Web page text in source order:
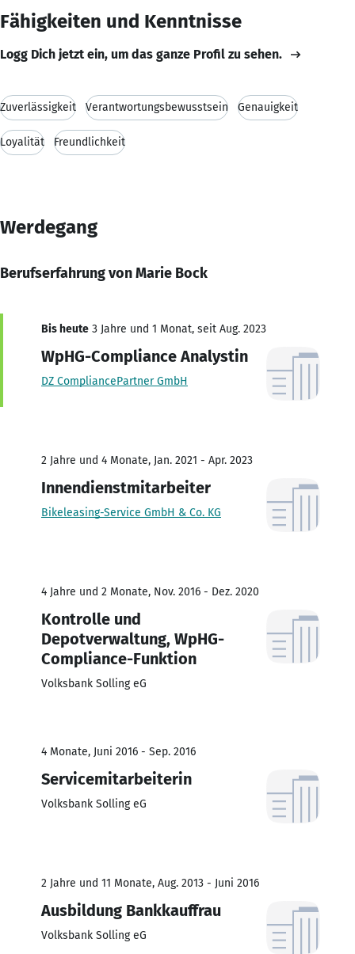
Fähigkeiten und Kenntnisse
Logg Dich jetzt ein, um das ganze Profil zu sehen.
Zuverlässigkeit Verantwortungsbewusstsein Genauigkeit
Loyalität Freundlichkeit
Werdegang
Berufserfahrung von Marie Bock
Bis heute 3 Jahre und 1 Monat, seit Aug. 2023
WpHG-Compliance Analystin
DZ CompliancePartner GmbH
2 Jahre und 4 Monate, Jan. 2021 - Apr. 2023
Innendienstmitarbeiter
Bikeleasing-Service GmbH & Co. KG
4 Jahre und 2 Monate, Nov. 2016 - Dez. 2020
Kontrolle und
Depotverwaltung, WpHG-
Compliance-Funktion
Volksbank Solling eG
4 Monate, Juni 2016 - Sep. 2016
Servicemitarbeiterin
Volksbank Solling eG
2 Jahre und 11 Monate, Aug. 2013 - Juni 2016
Ausbildung Bankkauffrau
Volksbank Solling eG